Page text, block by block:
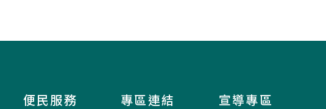
便民服務 專區連結 宣導專區